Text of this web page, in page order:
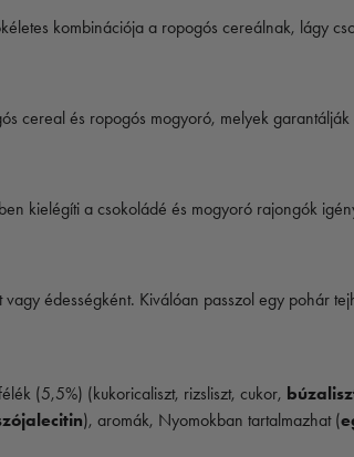
kombinációja a ropogós cereálnak, lágy
cereal és ropogós mogyoró, melyek
kielégíti a csokoládé és mogyoró rajongók
édességként. Kiválóan passzol egy pohár
(5,5%) (kukoricaliszt, rizsliszt, cukor,
), aromák, Nyomokban tartalmazhat (